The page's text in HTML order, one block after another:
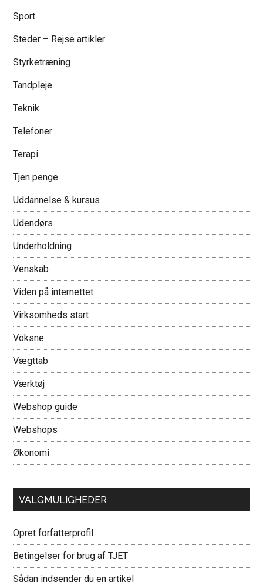
Sport
Steder – Rejse artikler
Styrketræning
Tandpleje
Teknik
Telefoner
Terapi
Tjen penge
Uddannelse & kursus
Udendørs
Underholdning
Venskab
Viden på internettet
Virksomheds start
Voksne
Vægttab
Værktøj
Webshop guide
Webshops
Økonomi
VALGMULIGHEDER
Opret forfatterprofil
Betingelser for brug af TJET
Sådan indsender du en artikel